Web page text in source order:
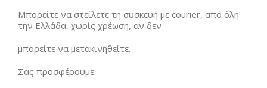
Μπορείτε να στείλετε τη συσκευή με courier, από όλη
την Ελλάδα, χωρίς χρέωση, αν δεν
μπορείτε να μετακινηθείτε.
Σας προσφέρουμε